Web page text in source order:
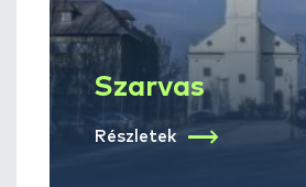
Szarvas
Részletek